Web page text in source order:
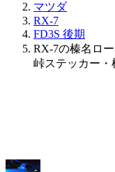
マツダ
RX-7
FD3S 後期
RX-7の榛名ロ
峠ステッカー・